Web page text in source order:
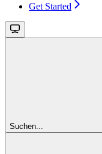
Get Started
Suchen...